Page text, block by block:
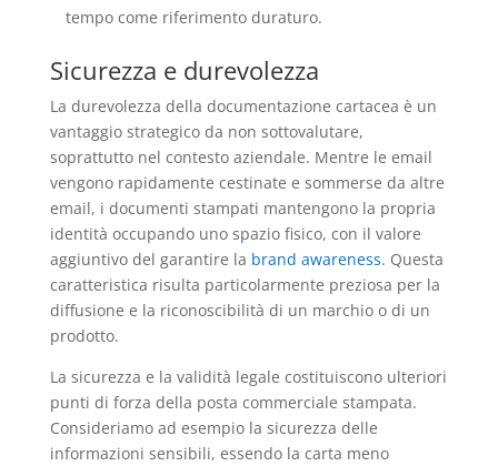
tempo come riferimento duraturo.
Sicurezza e durevolezza
La durevolezza della documentazione cartacea è un
vantaggio strategico da non sottovalutare,
soprattutto nel contesto aziendale. Mentre le email
vengono rapidamente cestinate e sommerse da altre
email, i documenti stampati mantengono la propria
identità occupando uno spazio fisico, con il valore
aggiuntivo del garantire la brand awareness. Questa
caratteristica risulta particolarmente preziosa per la
diffusione e la riconoscibilità di un marchio o di un
prodotto.
La sicurezza e la validità legale costituiscono ulteriori
punti di forza della posta commerciale stampata.
Consideriamo ad esempio la sicurezza delle
informazioni sensibili, essendo la carta meno